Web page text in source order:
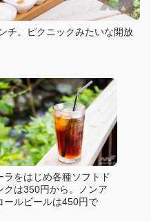
チ。ピクニックみたいな開放
ラをはじめ各種ソフトド
クは350円から。ノンア
ールビールは450円で